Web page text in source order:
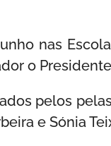
nas
o Presidente
pelos
e Sónia